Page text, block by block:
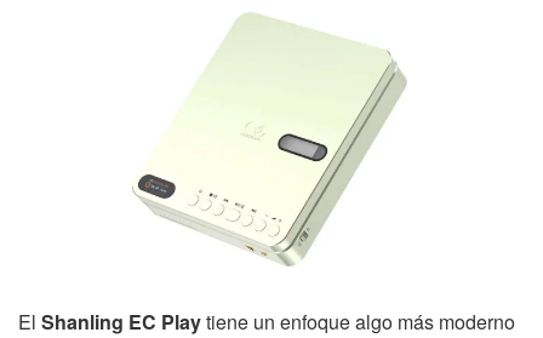
El Shanling EC Playtiene un enfoque algo más moderno